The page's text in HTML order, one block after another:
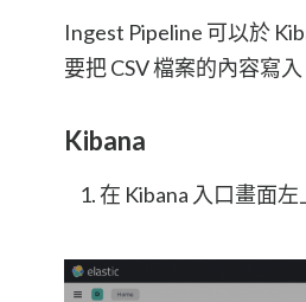
Ingest Pipeline 可以於
要把 CSV 檔案的內容寫
Kibana
在 Kibana 入口畫面